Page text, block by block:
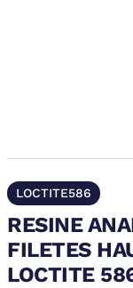
LOCTITE586
RESINE
FILETES
LOCTITE